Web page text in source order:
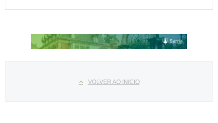
VOLVER AO INICIO